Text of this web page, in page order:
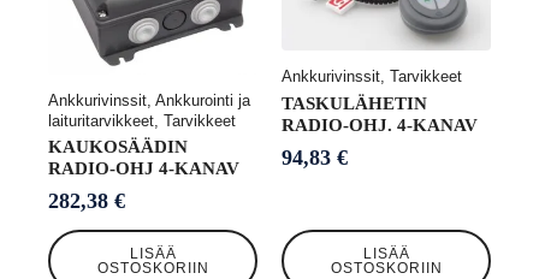
Ankkurivinssit, Ankkurointi ja
laituritarvikkeet, Tarvikkeet
KAUKOSÄÄDIN
RADIO-OHJ 4-KANAV
282,38 €
LISÄÄ
OSTOSKORIIN
Ankkurivinssit, Tarvikkeet
TASKULÄHETIN
RADIO-OHJ. 4-KANAV
94,83 €
LISÄÄ
OSTOSKORIIN